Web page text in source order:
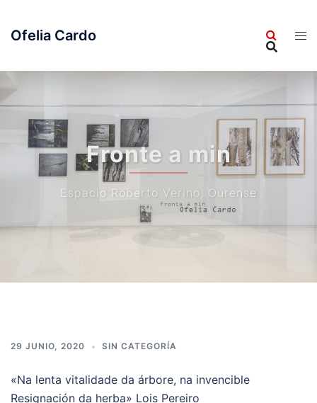
contenido
Ofelia Cardo
Fronte a min
Espacio Roberto Verino, Ourense
29 JUNIO, 2020 SIN CATEGORÍA
«Na lenta vitalidade da árbore, na invencible
Resignación da herba» Lois Pereiro